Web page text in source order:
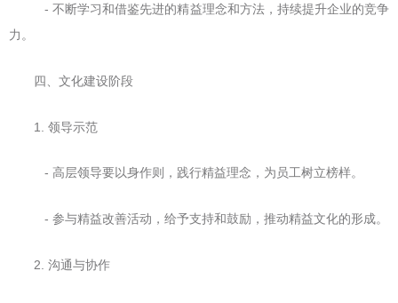
- 不断学习和借鉴先进的精益理念和方法，持续提升企业的竞争
力。
四、文化建设阶段
1. 领导示范
- 高层领导要以身作则，践行精益理念，为员工树立榜样。
- 参与精益改善活动，给予支持和鼓励，推动精益文化的形成。
2. 沟通与协作